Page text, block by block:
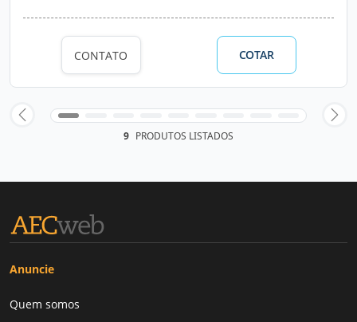
CONTATO COTAR
9 PRODUTOS LISTADOS
Anuncie
Quem somos